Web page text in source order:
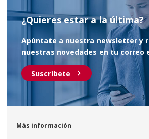
¿Quieres estar a la última?
Apúntate a nuestra newsletter y
nuestras novedades en tu correo
Suscríbete chevron_right
Más información